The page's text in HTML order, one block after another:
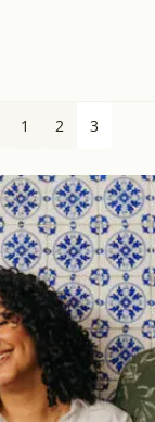
1 2 3